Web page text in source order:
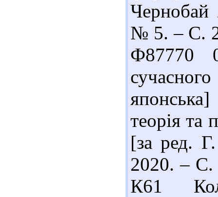
№ 5. – С.
Ф87770
теорія та
[за ред.
2020. – С.
К61